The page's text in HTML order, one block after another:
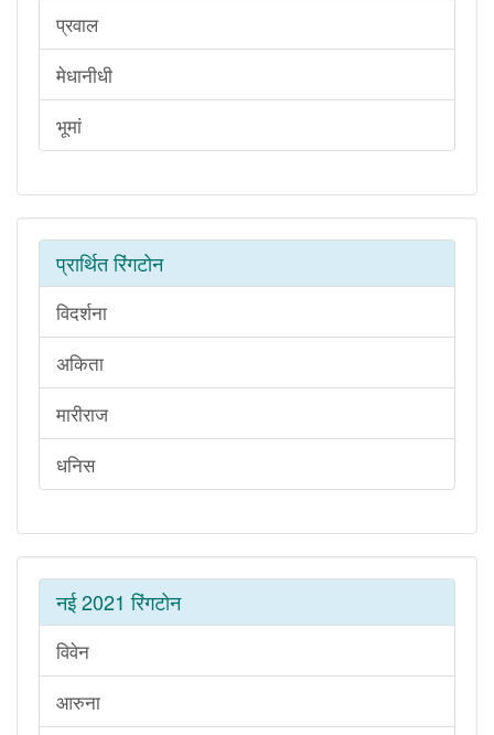
प्रवाल
मेधानीधी
भूमां
प्रार्थित रिंगटोन
विदर्शना
अकिता
मारीराज
धनिस
नई 2021 रिंगटोन
विवेन
आरुना